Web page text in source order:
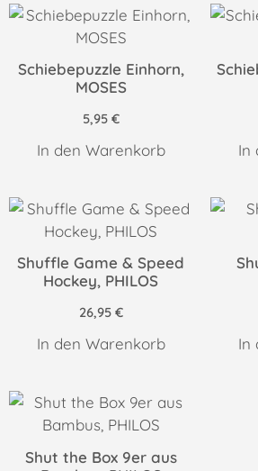
Schiebepuzzle Einhorn,
MOSES
5,95 €
In den Warenkorb In
Shuffle Game & Speed
Hockey, PHILOS
26,95 €
In den Warenkorb In
Shut the Box 9er aus